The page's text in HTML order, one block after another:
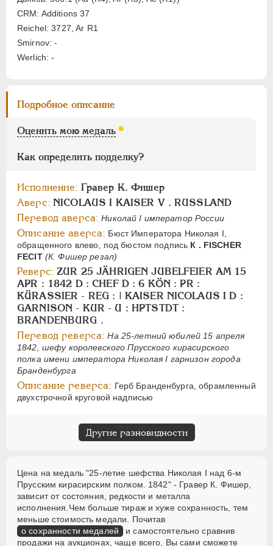
CRM: Additions 37
Reichel: 3727, Ar R1
Smirnov: -
Werlich: -
Подробное описание
Оценить мою медаль
Как определить подделку?
Исполнение: Гравер К. Фишер
Аверс: NICOLAUS I KAISER V . RUSSLAND
Перевод аверса: Николай I император России
Описание аверса: Бюст Императора Николая I,
обращенного влево, под бюстом подпись К . FISCHER
FECIT (К. Фишер резал)
Реверс: ZUR 25 JÄHRIGEN JUBELFEIER AM 15
APR : 1842 D : CHEF D : 6 KÖN : PR :
KÜRASSIER - REG : | KAISER NICOLAUS I D :
GARNISON - KUR - U : HPTSTDT :
BRANDENBURG .
Перевод реверса: На 25-летний юбилей 15 апреля
1842, шефу королевского Прусского кирасирского
полка имени императора Николая I гарнизон города
Бранденбурга
Описание реверса: Герб Бранденбурга, обрамленный
двухстрочной круговой надписью
Другие разновидности
Цена на медаль "25-летие шефства Николая I над 6-м
Прусским кирасирским полком. 1842" - Гравер К. Фишер,
зависит от состояния, редкости и металла
исполнения.Чем больше тираж и хуже сохранность, тем
меньше стоимость медали. Почитав
о сохранности медалей и самостоятельно сравнив
продажи на аукционах, чаще всего, Вы сами сможете
1 2
АЛЕКСАНДР III
СЕРИИ МЕДАЛЕЙ 1600-1881